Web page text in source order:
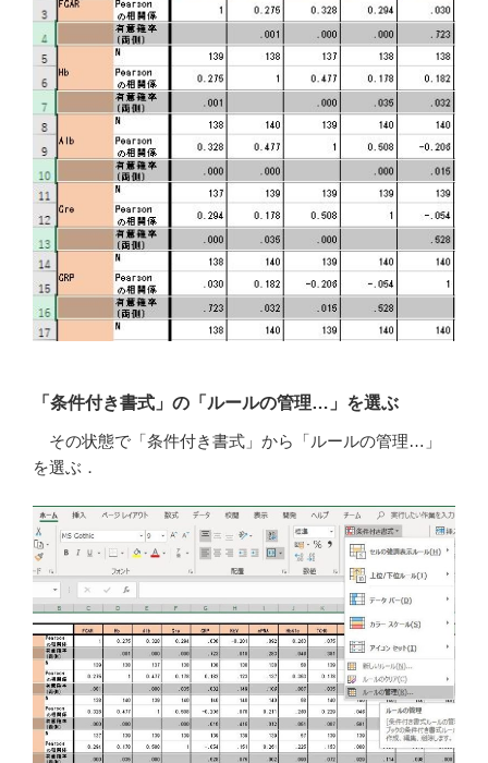
「条件付き書式」の「ルールの管理…」を選ぶ
その状態で「条件付き書式」から「ルールの管理…」
を選ぶ．